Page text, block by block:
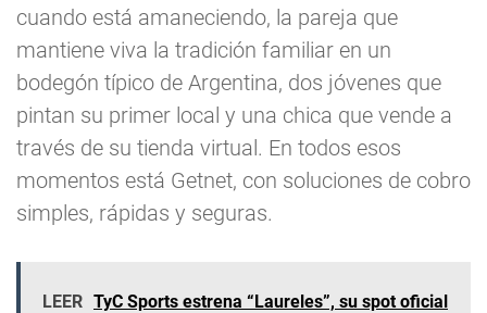
cuando está amaneciendo, la pareja que
mantiene viva la tradición familiar en un
bodegón típico de Argentina, dos jóvenes que
pintan su primer local y una chica que vende a
través de su tienda virtual. En todos esos
momentos está Getnet, con soluciones de cobro
simples, rápidas y seguras.
LEER TyC Sports estrena “Laureles”, su spot oficial